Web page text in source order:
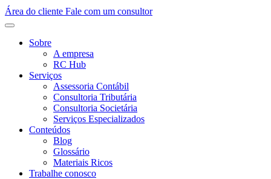
Área do cliente Fale com um consultor
Sobre
A empresa
RC Hub
Serviços
Assessoria Contábil
Consultoria Tributária
Consultoria Societária
Serviços Especializados
Conteúdos
Blog
Glossário
Materiais Ricos
Trabalhe conosco